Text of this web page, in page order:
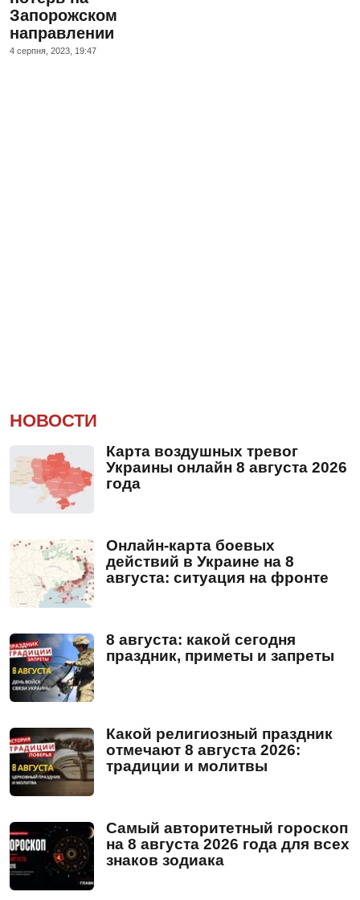
Запорожском
направлении
4 серпня, 2023, 19:47
НОВОСТИ
Карта воздушных тревог
Украины онлайн 8 августа 2026
года
Онлайн-карта боевых
действий в Украине на 8
августа: ситуация на фронте
8 августа: какой сегодня
праздник, приметы и запреты
Какой религиозный праздник
отмечают 8 августа 2026:
традиции и молитвы
Самый авторитетный гороскоп
на 8 августа 2026 года для всех
знаков зодиака